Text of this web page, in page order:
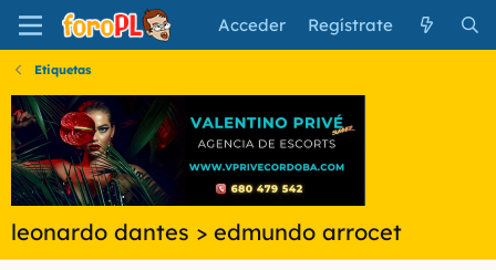
Acceder Regístrate
Etiquetas
leonardo dantes > edmundo arrocet